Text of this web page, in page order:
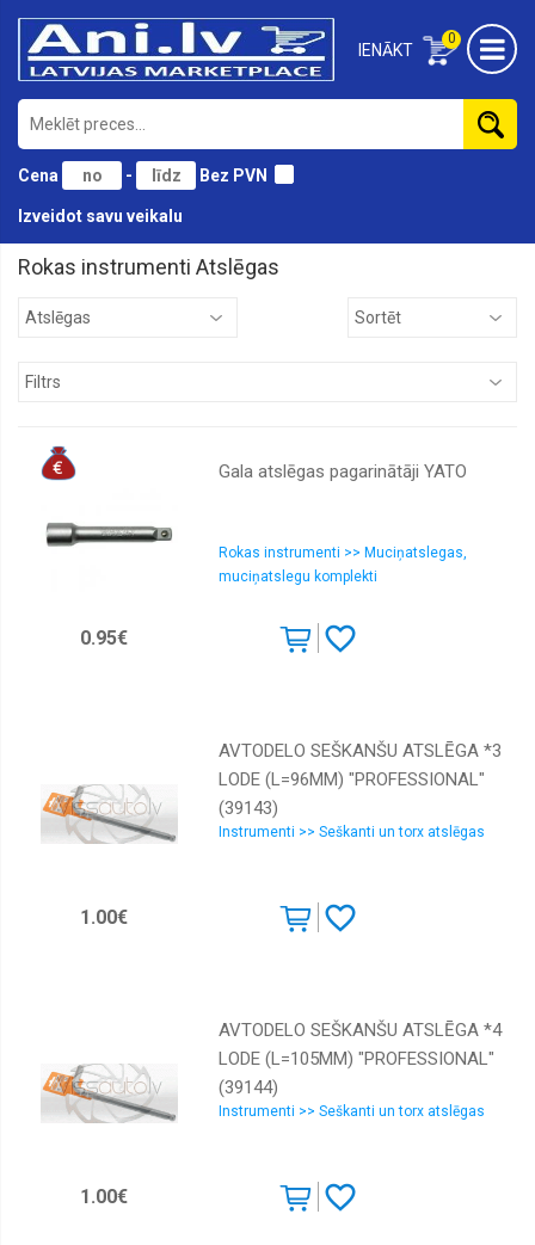
0
IENĀKT
Cena - Bez PVN
Izveidot savu veikalu
Atslēgas
Birstes
Domkrati
Kalti
Krāsošanai
Muciņas
Mērinstrumenti
skrūvgrieži
Skavotāji
Rokas instrumenti Atslēgas
Gala atslēgas pagarinātāji YATO
Rokas instrumenti >> Muciņatslegas,
muciņatslegu komplekti
0.95€
AVTODELO SEŠKANŠU ATSLĒGA *3
LODE (L=96MM) "PROFESSIONAL"
(39143)
Instrumenti >> Seškanti un torx atslēgas
1.00€
AVTODELO SEŠKANŠU ATSLĒGA *4
LODE (L=105MM) "PROFESSIONAL"
(39144)
Instrumenti >> Seškanti un torx atslēgas
1.00€